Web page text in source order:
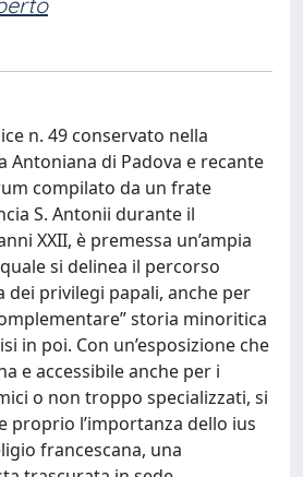
n. 49 conservato nella
Antoniana di Padova e recante
compilato da un frate
S. Antonii durante il
XXII, è premessa un’ampia
si delinea il percorso
dei privilegi papali, anche per
storia minoritica
in poi. Con un’esposizione che
e accessibile anche per i
o non troppo specializzati, si
proprio l’importanza dello ius
francescana, una